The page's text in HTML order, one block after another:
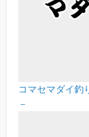
コマセマダイ
－